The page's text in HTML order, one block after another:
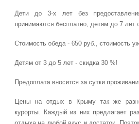
Дети до 3-х лет без
принимаются бесплатно, детям до 7 лет
Стоимость обеда - 650 руб., стоимость
Детям от 3 до 5 лет - скидка 30 %!
Предоплата вносится за сутки
Цены на отдых в Крыму так же
курорты. Каждый из них предлагает